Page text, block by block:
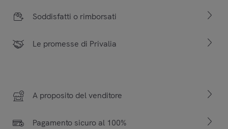
Soddisfatti o rimborsati
Le promesse di Privalia
A proposito del venditore
Pagamento sicuro al 100%